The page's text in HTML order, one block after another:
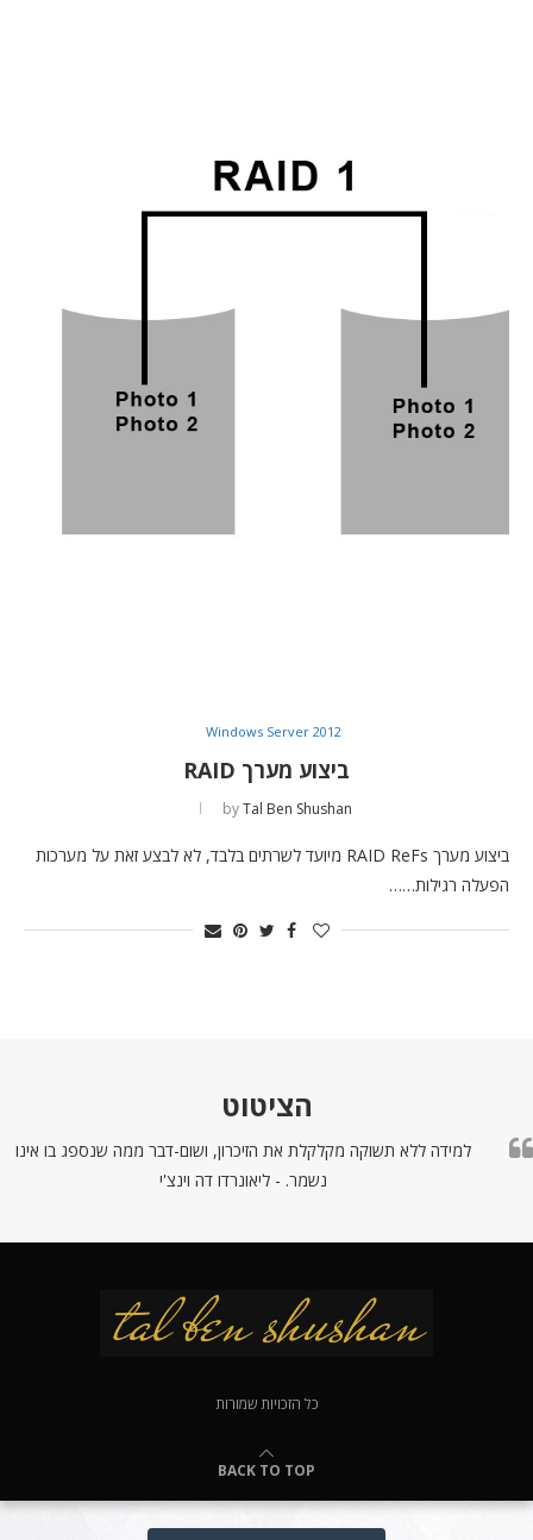
Windows Server 2012
ביצוע מערך RAID
byTal Ben Shushan
ביצוע מערך RAID ReFs מיועד לשרתים בלבד, לא לבצע זאת על מערכות
הפעלה רגילות……
הציטוט
למידה ללא תשוקה מקלקלת את הזיכרון, ושום-דבר ממה שנספג בו אינו
נשמר. - ליאונרדו דה וינצ'י
כל הזכויות שמורות
BACK TO TOP